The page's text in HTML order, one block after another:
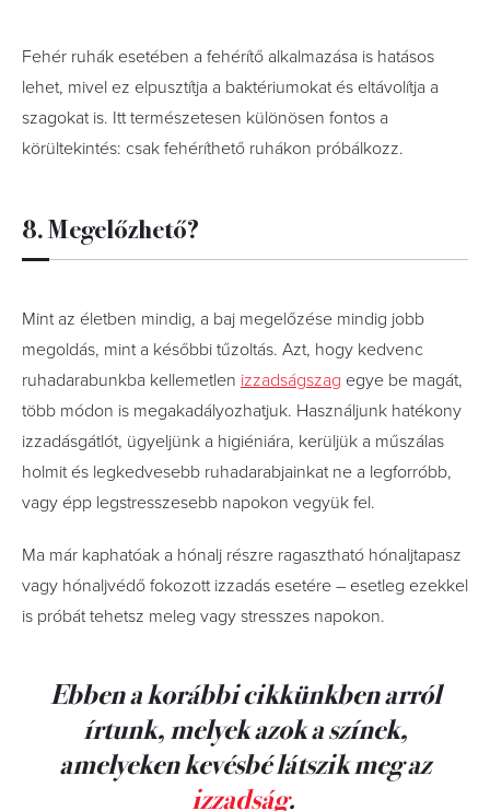
Fehér ruhák esetében a fehérítő alkalmazása is hatásos
lehet, mivel ez elpusztítja a baktériumokat és eltávolítja a
szagokat is. Itt természetesen különösen fontos a
körültekintés: csak fehéríthető ruhákon próbálkozz.
8. Megelőzhető?
Mint az életben mindig, a baj megelőzése mindig jobb
megoldás, mint a későbbi tűzoltás. Azt, hogy kedvenc
ruhadarabunkba kellemetlen izzadságszag egye be magát,
több módon is megakadályozhatjuk. Használjunk hatékony
izzadásgátlót, ügyeljünk a higiéniára, kerüljük a műszálas
holmit és legkedvesebb ruhadarabjainkat ne a legforróbb,
vagy épp legstresszesebb napokon vegyük fel.
Ma már kaphatóak a hónalj részre ragasztható hónaljtapasz
vagy hónaljvédő fokozott izzadás esetére – esetleg ezekkel
is próbát tehetsz meleg vagy stresszes napokon.
Ebben a korábbi cikkünkben arról
írtunk, melyek azok a színek,
amelyeken kevésbé látszik meg az
izzadság.